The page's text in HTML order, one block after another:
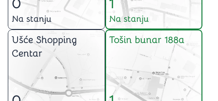
Na stanju Na stanju
Ušće Shopping
Centar
Tošin bunar 188a